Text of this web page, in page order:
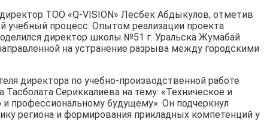
ТОО «Q-VISION» Лесбек Абдыкулов, отметив
учебный процесс. Опытом реализации проекта
директор школы №51 г. Уральска Жумабай
на устранение разрыва между городскими
директора по учебно-производственной работе
Сериккалиева на тему: «Техническое и
профессиональному будущему». Он подчеркнул
региона и формирования прикладных компетенций у